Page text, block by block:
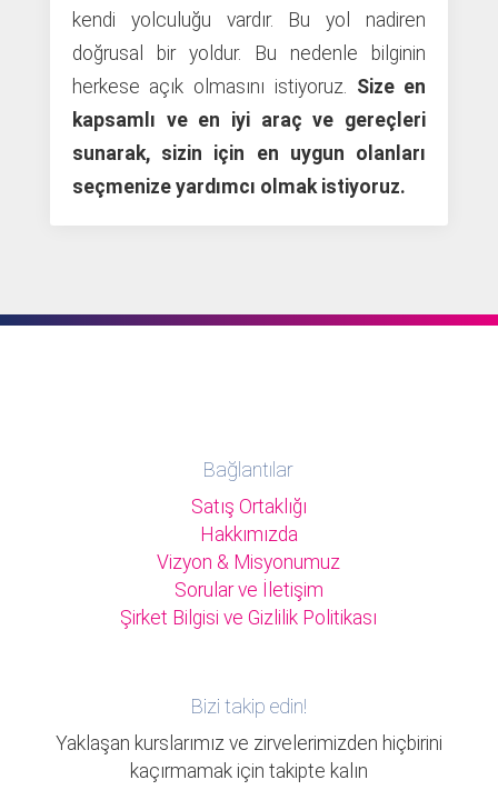
kendi yolculuğu vardır. Bu yol nadiren
doğrusal bir yoldur. Bu nedenle bilginin
herkese açık olmasını istiyoruz. Size en
kapsamlı ve en iyi araç ve gereçleri
sunarak, sizin için en uygun olanları
seçmenize yardımcı olmak istiyoruz.
Bağlantılar
Satış Ortaklığı
Hakkımızda
Vizyon & Misyonumuz
Sorular ve İletişim
Şirket Bilgisi ve Gizlilik Politikası
Bizi takip edin!
Yaklaşan kurslarımız ve zirvelerimizden hiçbirini
kaçırmamak için takipte kalın